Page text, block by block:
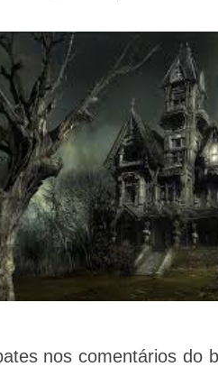
nos comentários do